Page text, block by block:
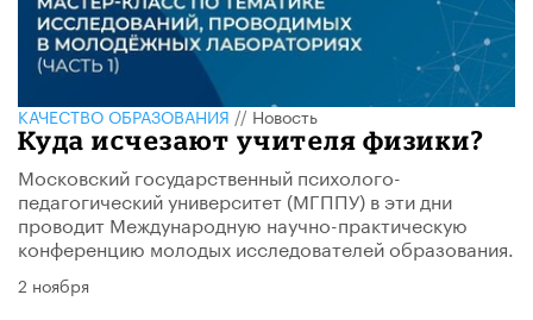
КАЧЕСТВО ОБРАЗОВАНИЯ//Новость
Куда исчезают учителя физики?
Московский государственный психолого-
педагогический университет (МГППУ) в эти дни
проводит Международную научно-практическую
конференцию молодых исследователей образования.
2 ноября